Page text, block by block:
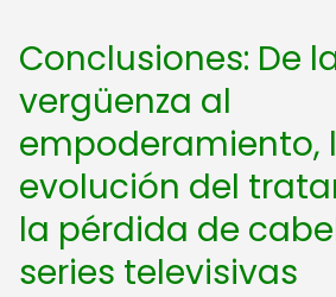
Conclusiones: De
vergüenza al
empoderamiento,
evolución del
la pérdida de
series televisivas